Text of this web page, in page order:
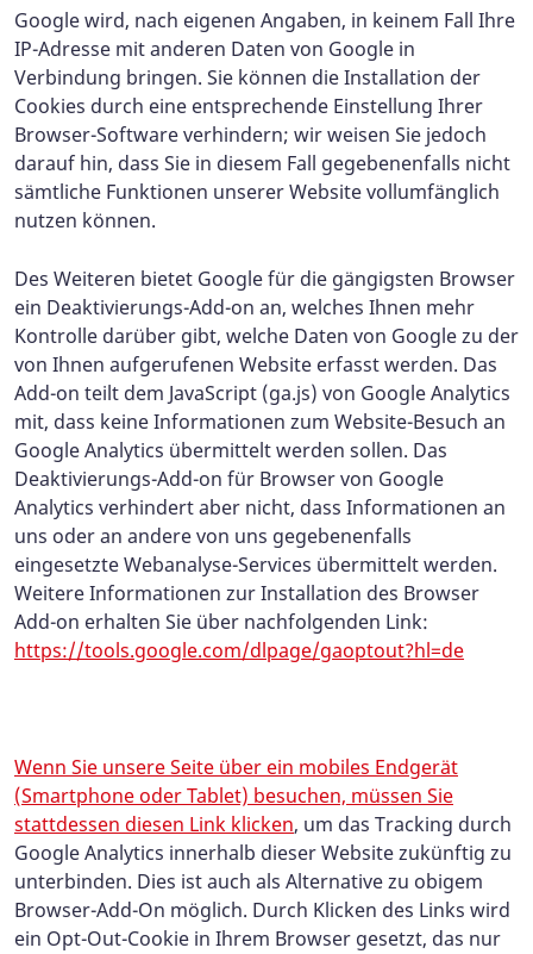
Google wird, nach eigenen Angaben, in keinem Fall Ihre
IP-Adresse mit anderen Daten von Google in
Verbindung bringen. Sie können die Installation der
Cookies durch eine entsprechende Einstellung Ihrer
Browser-Software verhindern; wir weisen Sie jedoch
darauf hin, dass Sie in diesem Fall gegebenenfalls nicht
sämtliche Funktionen unserer Website vollumfänglich
nutzen können.
Des Weiteren bietet Google für die gängigsten Browser
ein Deaktivierungs-Add-on an, welches Ihnen mehr
Kontrolle darüber gibt, welche Daten von Google zu der
von Ihnen aufgerufenen Website erfasst werden. Das
Add-on teilt dem JavaScript (ga.js) von Google Analytics
mit, dass keine Informationen zum Website-Besuch an
Google Analytics übermittelt werden sollen. Das
Deaktivierungs-Add-on für Browser von Google
Analytics verhindert aber nicht, dass Informationen an
uns oder an andere von uns gegebenenfalls
eingesetzte Webanalyse-Services übermittelt werden.
Weitere Informationen zur Installation des Browser
Add-on erhalten Sie über nachfolgenden Link:
https://tools.google.com/dlpage/gaoptout?hl=de
Wenn Sie unsere Seite über ein mobiles Endgerät
(Smartphone oder Tablet) besuchen, müssen Sie
stattdessen diesen Link klicken, um das Tracking durch
Google Analytics innerhalb dieser Website zukünftig zu
unterbinden. Dies ist auch als Alternative zu obigem
Browser-Add-On möglich. Durch Klicken des Links wird
ein Opt-Out-Cookie in Ihrem Browser gesetzt, das nur